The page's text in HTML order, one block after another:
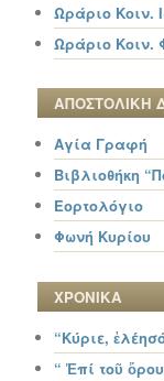
Ωράριο Κοιν.
Ωράριο Κοιν.
ΑΠΟΣΤΟΛΙΚΗ
Αγία Γραφή
Βιβλιοθήκη
Εορτολόγιο
Φωνή Κυρίου
ΧΡΟΝΙΚΑ
“Κύριε,
“ Ἐπί τοῦ